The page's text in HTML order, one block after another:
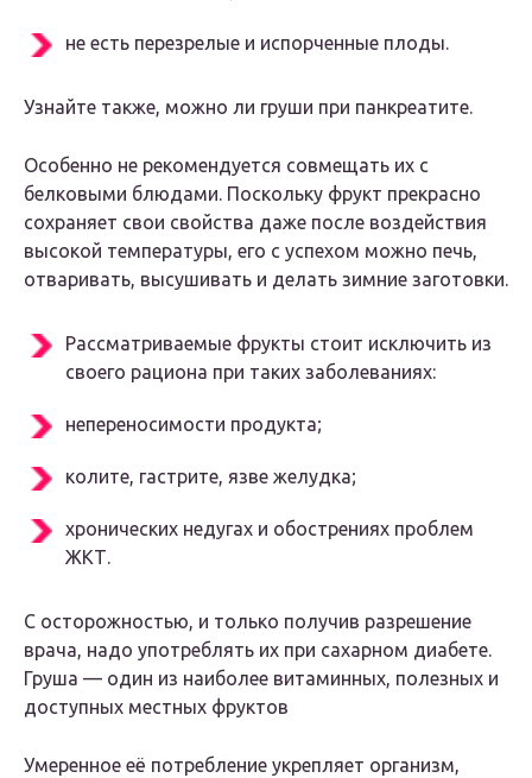
не есть перезрелые и испорченные плоды.
Узнайте также, можно ли груши при панкреатите.
Особенно не рекомендуется совмещать их с
белковыми блюдами. Поскольку фрукт прекрасно
сохраняет свои свойства даже после воздействия
высокой температуры, его с успехом можно печь,
отваривать, высушивать и делать зимние заготовки.
Рассматриваемые фрукты стоит исключить из
своего рациона при таких заболеваниях:
непереносимости продукта;
колите, гастрите, язве желудка;
хронических недугах и обострениях проблем
ЖКТ.
С осторожностью, и только получив разрешение
врача, надо употреблять их при сахарном диабете.
Груша — один из наиболее витаминных, полезных и
доступных местных фруктов
Умеренное её потребление укрепляет организм,